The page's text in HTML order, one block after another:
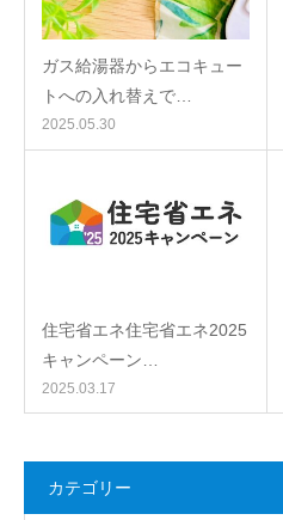
ガス給湯器からエコキュー
トへの入れ替えで…
2025.05.30
住宅省エネ住宅省エネ2025
キャンペーン…
2025.03.17
カテゴリー